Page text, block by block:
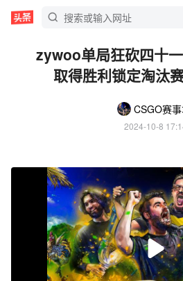
zywoo单局狂砍四十
取得胜利锁定淘汰
CSGO赛
2024-10-8